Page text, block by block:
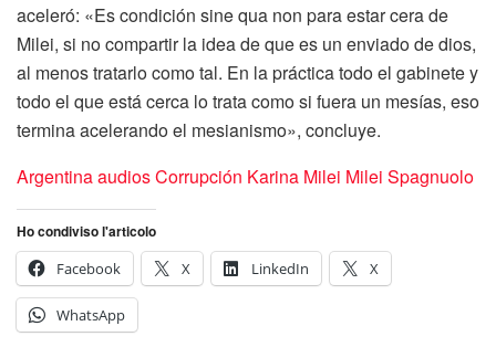
aceleró: «Es condición sine qua non para estar cera de
Milei, si no compartir la idea de que es un enviado de dios,
al menos tratarlo como tal. En la práctica todo el gabinete y
todo el que está cerca lo trata como si fuera un mesías, eso
termina acelerando el mesianismo», concluye.
ArgentinaaudiosCorrupción Karina Milei Milei Spagnuolo
Ho condiviso l'articolo
Facebook
X LinkedIn X
WhatsApp